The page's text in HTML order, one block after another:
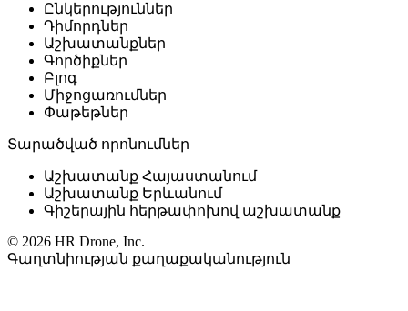
Ընկերություններ
Դիմորդներ
Աշխատանքներ
Գործիքներ
Բլոգ
Միջոցառումներ
Փաթեթներ
Տարածված որոնումներ
Աշխատանք Հայաստանում
Աշխատանք Երևանում
Գիշերային հերթափոխով աշխատանք
© 2026 HR Drone, Inc.
Գաղտնիության քաղաքականություն